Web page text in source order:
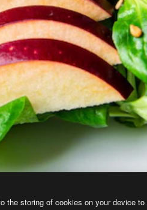
the storing of cookies on your device